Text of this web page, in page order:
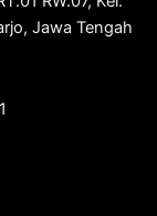
Jawa Tengah